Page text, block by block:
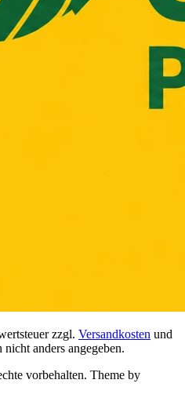
zzgl. Versandkosten und
anders angegeben.
vorbehalten. Theme by